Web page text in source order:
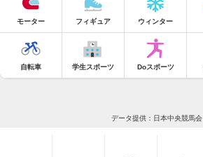
モーター フィギュア ウィンター
自転車 学生スポーツ Doスポーツ
データ提供：日本中央競馬会